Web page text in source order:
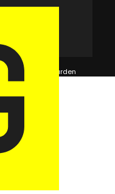
voorwaarden